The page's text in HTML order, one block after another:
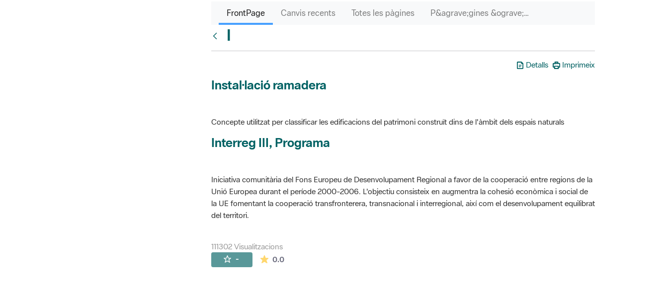
FrontPage Canvis recents Totes les pàgines P&agrave;gines &ograve;rfenes
I
Detalls Imprimeix
Instal·lació ramadera
Concepte utilitzat per classificar les edificacions del patrimoni construït dins de l'àmbit dels espais naturals
Interreg III, Programa
Iniciativa comunitària del Fons Europeu de Desenvolupament Regional a favor de la cooperació entre regions de la
Unió Europea durant el període 2000-2006. L'objectiu consisteix en augmentra la cohesió econòmica i social de
la UE fomentant la cooperació transfronterera, transnacional i interregional, així com el desenvolupament equilibrat
del territori.
111302 Visualitzacions
- 0.0La mitjana de les valoracions és de 0 estrelles de 5.